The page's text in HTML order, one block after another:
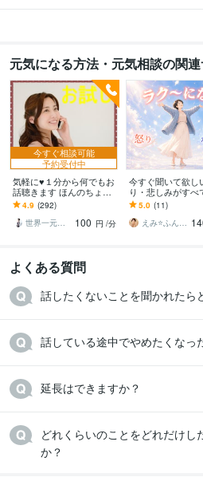
社）日本ヨガメディカル協会 認定ヨガセラ
悩み相談・カウンセリング カウンセリン
カウンセリング 恋愛相談 人生相談 健康
ヨガ
心理療法 アドバイス
元気になる方法・元気相談の関
今すぐ相談可能
予約受付中
気軽に♥１分から何でもお
話聴きます ほんのちょっ
とだけ話したい方はお気
軽にお電話ください＾＾
4.9 (292)
世界一元気な60歳♪ 藤野もえ
100 円 /分
今すぐ聞いて欲し
り・悲しみがすべ
れます お話しする
心と体調のしんど
ク～になるヒーリ
5.0 (11)
えみ⭐️ふんわり霊感ヒーリング
よくある質問
話したくないことを聞かれたら
話している途中でやめたくなっ
延長はできますか？
どれくらいのことをどれだけし
か？